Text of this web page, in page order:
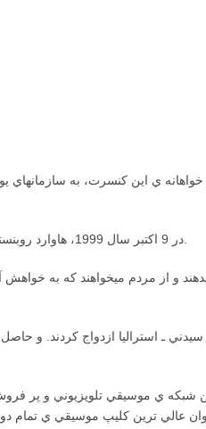
ي اين كنسرت، به سازمانهاي
و از مردم ميخواهند كه به
جكسون و دبي رو، در 14 نوامبر سال 1996، در سيدني ـ
ي موسيقي تلويزيوني و پر